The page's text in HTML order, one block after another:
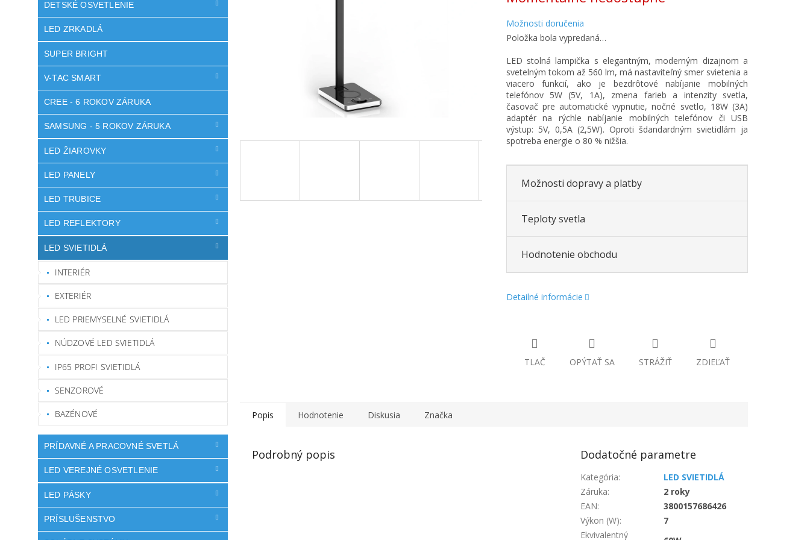
DETSKÉ OSVETLENIE
LED ZRKADLÁ
SUPER BRIGHT
V-TAC SMART
CREE - 6 ROKOV ZÁRUKA
SAMSUNG - 5 ROKOV ZÁRUKA
LED ŽIAROVKY
LED PANELY
LED TRUBICE
LED REFLEKTORY
LED SVIETIDLÁ
INTERIÉR
EXTERIÉR
LED PRIEMYSELNÉ SVIETIDLÁ
NÚDZOVÉ LED SVIETIDLÁ
IP65 PROFI SVIETIDLÁ
SENZOROVÉ
BAZÉNOVÉ
PRÍDAVNÉ A PRACOVNÉ SVETLÁ
LED VEREJNÉ OSVETLENIE
LED PÁSKY
PRÍSLUŠENSTVO
Možnosti doručenia
Položka bola vypredaná…
LED stolná lampička s elegantným, moderným dizajnom a
svetelným tokom až 560 lm, má nastaviteľný smer svietenia a
viacero funkcií, ako je bezdrôtové nabíjanie mobilných
telefónov 5W (5V, 1A), zmena farieb a intenzity svetla,
časovač pre automatické vypnutie, nočné svetlo, 18W (3A)
adaptér na rýchle nabíjanie mobilných telefónov či USB
výstup: 5V, 0,5A (2,5W). Oproti šdandardným svietidlám ja
spotreba energie o 80 % nižšia.
Možnosti dopravy a platby
Teploty svetla
Hodnotenie obchodu
Detailné informácie
TLAČ OPÝTAŤ SA STRÁŽIŤ ZDIEĽAŤ
Popis Hodnotenie Diskusia Značka
Podrobný popis Dodatočné parametre
Kategória:
LED SVIETIDLÁ
Záruka:
2 roky
EAN:
3800157686426
Výkon (W):
7
Ekvivalentný